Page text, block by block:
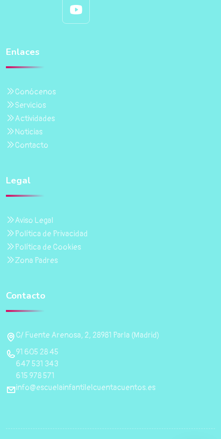
Enlaces
Conócenos
Servicios
Actividades
Noticias
Contacto
Legal
Aviso Legal
Política de Privacidad
Política de Cookies
Zona Padres
Contacto
C/ Fuente Arenosa, 2, 28981 Parla (Madrid)
91 605 28 45
647 531 343
615 978 571
info@escuelainfantilelcuentacuentos.es